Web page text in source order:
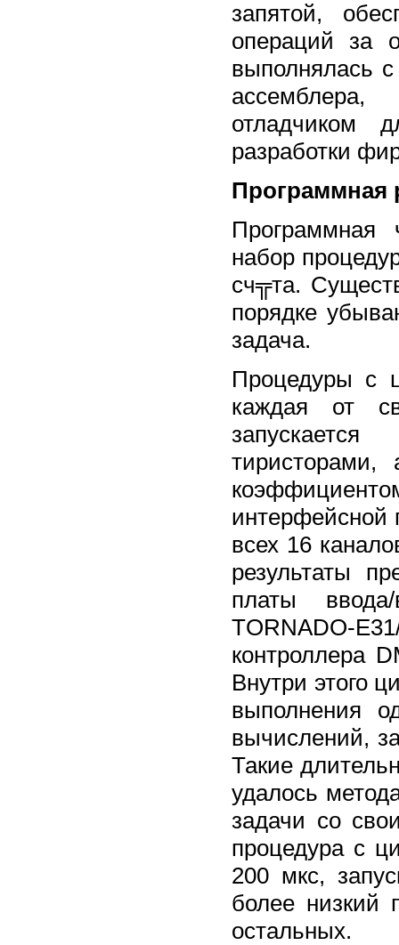
запятой,
операций за
выполнялась
ассемблера,
отладчиком
разработки
Программная
Программная
набор
сч╦та.
порядке
задача.
Процедуры с
каждая от
интерфейсной
всех 16
результаты
платы
TORNADO-
контроллера
Внутри этого
выполнения
вычислений,
Такие
удалось
задачи со
процедура с
200 мкс,
более низкий
остальных.